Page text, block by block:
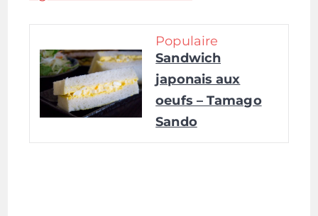
Populaire
Sandwich
japonais aux
oeufs – Tamago
Sando